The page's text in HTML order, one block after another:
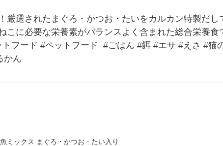
厳選されたまぐろ・かつお・たいをカルカン特製だ
こに必要な栄養素がバランスよく含まれた総合栄養
フード #ペットフード  #ごはん #餌 #エサ #えさ #猫
かん
ミックス まぐろ・かつお・たい入り